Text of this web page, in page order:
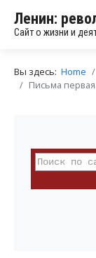
Ленин:
Сайт о жизни и
Вы здесь: Home
Письма первая